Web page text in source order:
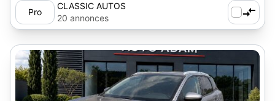
Pro
CLASSIC AUTOS
20 annonces